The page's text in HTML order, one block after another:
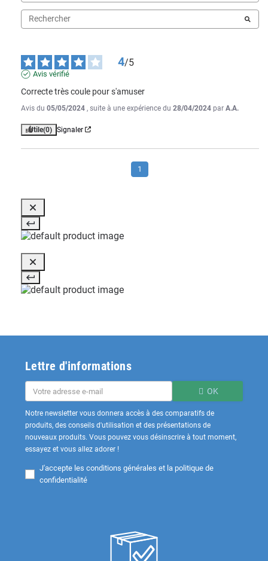
4/5
Avis vérifié
Correcte très coule pour s'amuser
Avis du 05/05/2024 , suite à une expérience du 28/04/2024 par A.A.
Utile(0) Signaler
1
Lettre d'informations
OK
Notre newsletter vous donnera accès à des comparatifs de
produits, des conseils d'utilisation et des présentations de
nouveaux produits. Vous pouvez vous désinscrire à tout moment,
essayez et vous allez adorer !
J'accepte les conditions générales et la politique de
confidentialité